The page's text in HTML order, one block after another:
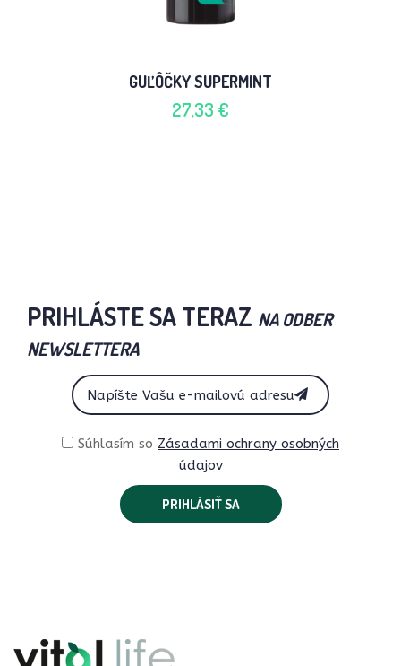
GUĽÔČKY SUPERMINT
27,33 €
PRIHLÁSTE SA TERAZ NA ODBER
NEWSLETTERA
Súhlasím so Zásadami ochrany osobných
údajov